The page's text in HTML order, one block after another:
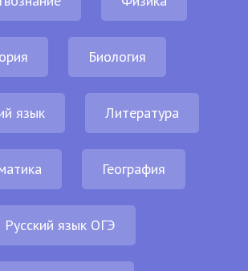
Биология
язык Литература
География
Русский язык ОГЭ